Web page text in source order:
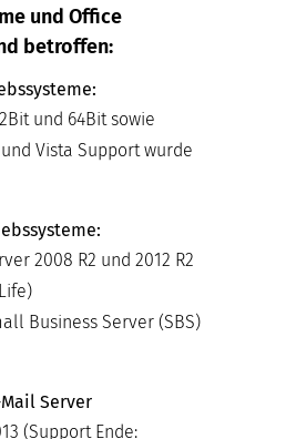
und Office
betroffen:
und 64Bit sowie
und Vista Support wurde
2008 R2 und 2012 R2
Business Server (SBS)
Server
(Support Ende: